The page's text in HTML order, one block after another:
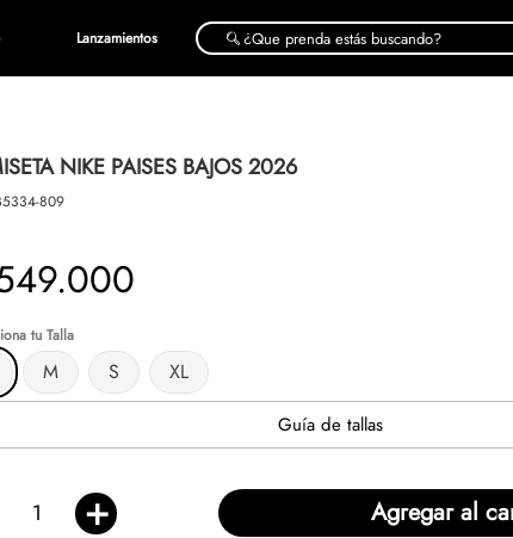
Lanzamientos ¿Que prenda estás buscando?
NIKE PAISES BAJOS 2026
809
.000
Talla
M S XL
Guía de tallas
＋ Agregar al